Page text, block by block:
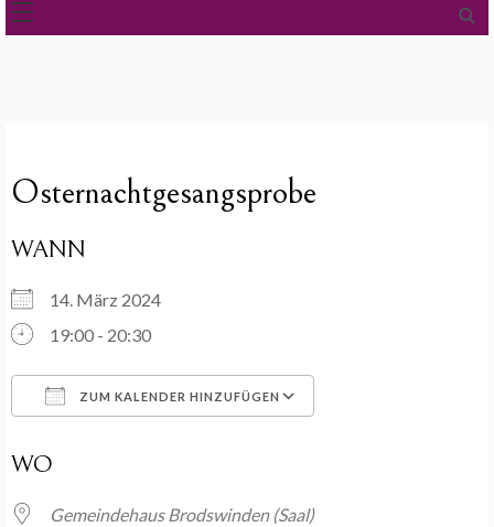
Osternachtgesangsprobe
WANN
14. März 2024
19:00 - 20:30
ZUM KALENDER HINZUFÜGEN
WO
Gemeindehaus Brodswinden (Saal)